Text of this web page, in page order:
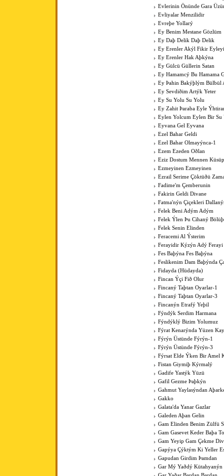
Evlerinin Önünde Gara
Evliyalar Menzilidir
Evreþe Yollarý
Ey Benim Mestane Gözlüm
Ey Daþ Delik Daþ Delik
Ey Erenler Akýl Fikir
Ey Erenler Hak Aþkýna
Ey Gülcü Güllerin Satan
Ey Hamamcý Bu Hamama
Ey Þahin Bakýþlým Bülbül
Ey Sevdiðim Artýk Yeter
Ey Su Yolu Su Yolu
Ey Zahit Þaraba Eyle
Eylen Yolcum Eylen Bir Su
Eyvana Gel Eyvana
Ezel Bahar Geldi
Ezel Bahar Olmayýnca-1
Ezem Ezeden Oðlan
Eziz Dostum Mennen
Ezmeyinen Ezmeyinen
Ezrail Serime Çöktüðü
Fadime'm Çemberunin
Fakirin Geldi Divane
Fatma'nýn Çiçekleri
Felek Beni Adým Adým
Felek Ýlen Þu Cihaný
Felek Senin Elinden
Feracemi Al Ýsterim
Ferayidir Kýzýn Adý Ferayi
Fes Baþýna Fes Baþýna
Feslikenim Dam Baþýnda
Fidayda (Hüdayda)
Fincan Ýçi Fið Olur
Fincaný Taþtan Oyarlar-1
Fincaný Taþtan Oyarlar-3
Fincanýn Etrafý Yeþil
Fýndýk Serdim Harmana
Fýndýklý Bizim Yolumuz
Fýrat Kenarýnda Yüzen
Fýrýn Üstünde Fýrýn-1
Fýrýn Üstünde Fýrýn-3
Fýrsat Elde Ýken Bir Amel
Fistan Giymiþ Kýrmalý
Gadife Yastýk Yüzü
Gafil Gezme Þaþkýn
Gahmut Yaylasýndan
Gakko
Galata'da Yanar Gazlar
Galeden Aþan Gelin
Gam Elinden Benim Zülfü
Gam Gasevet Keder Baþa
Gam Yeyip Gam Çekme
Gapýya Çýktým Ki Yeller
Gapudan Girdim Þamdan
Gar Mý Yaðdý Kütahyanýn